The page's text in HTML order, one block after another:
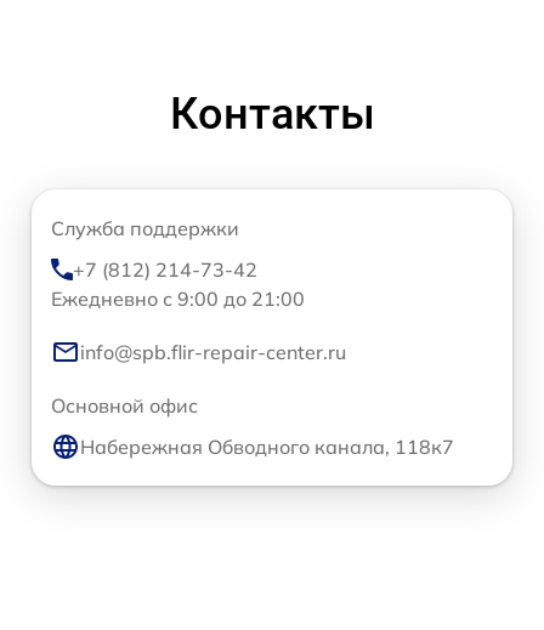
Контакты
Служба поддержки
+7 (812) 214-73-42
Ежедневно с 9:00 до 21:00
info@spb.flir-repair-center.ru
Основной офис
Набережная Обводного канала, 118к7